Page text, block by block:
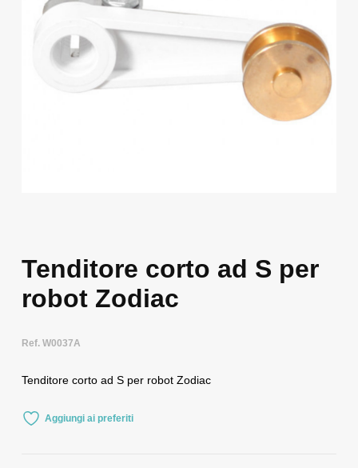
Tenditore corto ad S per
robot Zodiac
Ref. W0037A
Tenditore corto ad S per robot Zodiac
Aggiungi ai preferiti